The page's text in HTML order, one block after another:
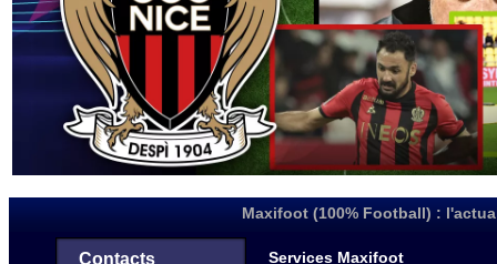
Maxifoot (100% Football) :
Contacts Services Maxifoot